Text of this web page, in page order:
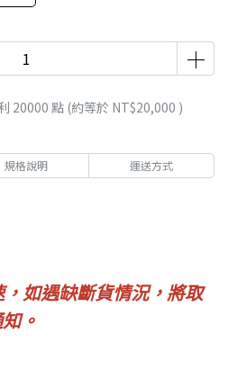
20000 點 (約等於 NT$20,000 )
規格說明 運送方式
如遇缺斷貨情況， 將取
。